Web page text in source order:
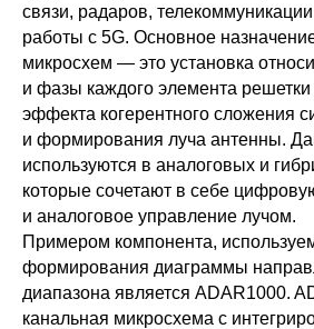
связи, радаров,
работы с 5G. Основное
микросхем — это установка
и фазы каждого элемента решетки
эффекта когерентного сложения
и формирования луча антенны.
используются в аналоговых и
которые сочетают в себе
и аналоговое управление лучом.
Примером компонента,
формирования диаграммы
диапазона является ADAR1000.
канальная микросхема с